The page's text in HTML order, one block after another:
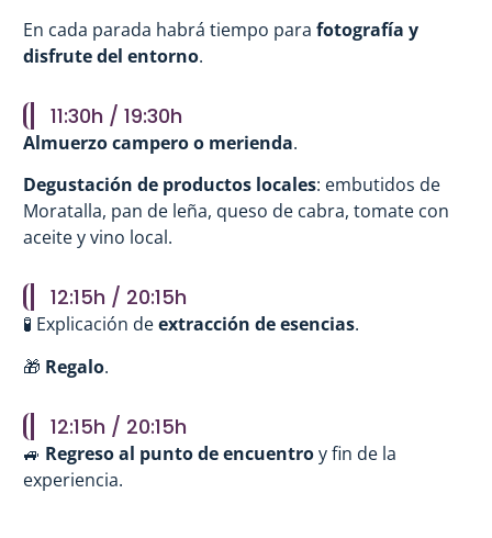
En cada parada habrá tiempo para fotografía y
disfrute del entorno.
11:30h / 19:30h
Almuerzo campero o merienda.
Degustación de productos locales: embutidos de
Moratalla, pan de leña, queso de cabra, tomate con
aceite y vino local.
12:15h / 20:15h
🧪 Explicación deextracción de esencias.
🎁 Regalo.
12:15h / 20:15h
🚙 Regreso al punto de encuentroy fin de la
experiencia.